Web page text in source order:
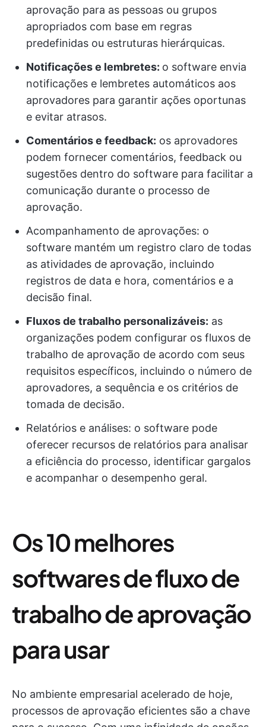
aprovação para as pessoas ou grupos
apropriados com base em regras
predefinidas ou estruturas hierárquicas.
Notificações e lembretes: o software envia
notificações e lembretes automáticos aos
aprovadores para garantir ações oportunas
e evitar atrasos.
Comentários e feedback: os aprovadores
podem fornecer comentários, feedback ou
sugestões dentro do software para facilitar a
comunicação durante o processo de
aprovação.
Acompanhamento de aprovações: o
software mantém um registro claro de todas
as atividades de aprovação, incluindo
registros de data e hora, comentários e a
decisão final.
Fluxos de trabalho personalizáveis: as
organizações podem configurar os fluxos de
trabalho de aprovação de acordo com seus
requisitos específicos, incluindo o número de
aprovadores, a sequência e os critérios de
tomada de decisão.
Relatórios e análises: o software pode
oferecer recursos de relatórios para analisar
a eficiência do processo, identificar gargalos
e acompanhar o desempenho geral.
Os 10 melhores
softwares de fluxo de
trabalho de aprovação
para usar
No ambiente empresarial acelerado de hoje,
processos de aprovação eficientes são a chave